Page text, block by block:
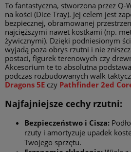
To fantastyczna, stworzona przez Q-
na kości (Dice Tray). Jej celem jest
bezpiecznej, obramowanej
najcięższymi nawet kostkami (np.
żywicznymi). Dzięki podniesionym
wyjadą poza obrys rzutni i nie
postaci, figurek terenowych czy
Akcesorium te to absolutna
podczas rozbudowanych walk
Dragons 5E czy Pathfinder 2ed
Najfajniejsze cechy rzutni:
Bezpieczeństwo i Cisza:
rzuty i amortyzuje upadek
Twojego sprzętu.